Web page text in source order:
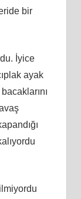
bir
İyice
ayak